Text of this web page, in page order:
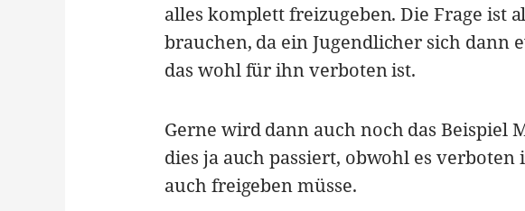
alles komplett freizugeben. Die Frage ist
brauchen, da ein Jugendlicher sich dann
das wohl für ihn verboten ist.
Gerne wird dann auch noch das Beispiel
dies ja auch passiert, obwohl es
auch freigeben müsse.